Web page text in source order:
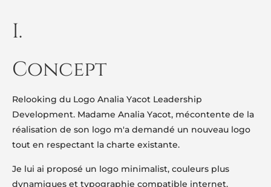
I.
Concept
Relooking du Logo Analia Yacot Leadership
Development. Madame Analia Yacot, mécontente de la
réalisation de son logo m'a demandé un nouveau logo
tout en respectant la charte existante.
Je lui ai proposé un logo minimalist, couleurs plus
dynamiques et typographie compatible internet.